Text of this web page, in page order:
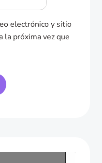
electrónico y sitio
la próxima vez que